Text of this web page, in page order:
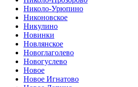
Николо-Урюпино
Никоновское
Никулино
Новинки
Новлянское
Новоглаголево
Новогуслево
Новое
Новое Игнатово